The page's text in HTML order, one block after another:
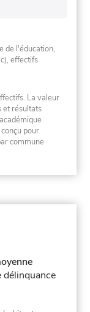
de l'éducation,
effectifs
La valeur
et résultats
pour
commune
délinquance